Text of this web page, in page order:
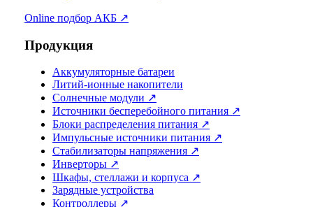
Online подбор АКБ ↗
Продукция
Аккумуляторные батареи
Литий-ионные накопители
Солнечные модули ↗
Источники бесперебойного питания ↗
Блоки распределения питания ↗
Импульсные источники питания ↗
Стабилизаторы напряжения ↗
Инверторы ↗
Шкафы, стеллажи и корпуса ↗
Зарядные устройства
Контроллеры ↗